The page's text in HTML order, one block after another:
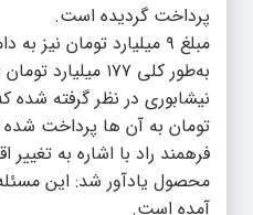
پرداخت گردیده است.
مبلغ ۹ میلیارد تومان
به‌طور کلی ۱۷۷
تومان به آن ها پرداخت
فرهمند راد با اشاره به
محصول یادآور شد: این
آمده است.